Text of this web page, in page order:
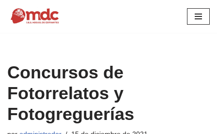
Saltar
Concursos de
Fotorrelatos y
Fotogreguerías